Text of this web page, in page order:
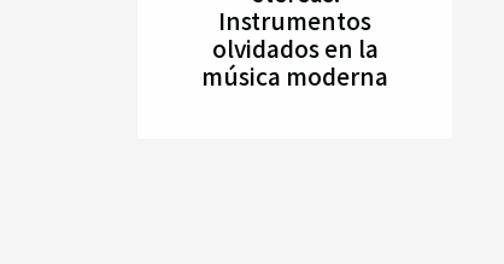
Instrumentos
olvidados en la
música moderna